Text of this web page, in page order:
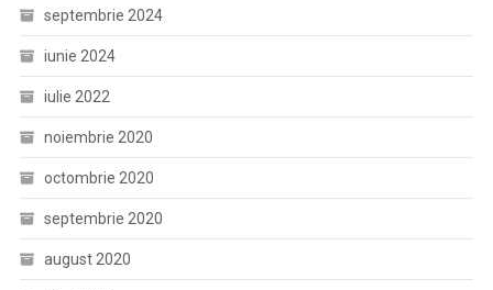
septembrie 2024
iunie 2024
iulie 2022
noiembrie 2020
octombrie 2020
septembrie 2020
august 2020